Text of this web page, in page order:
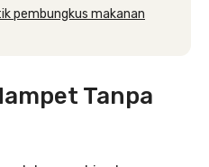
pembungkus makanan
Tanpa